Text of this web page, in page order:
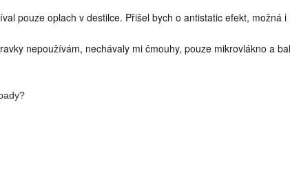
pouze oplach v destilce. Přišel bych o antistatic efekt, možná
nepoužívám, nechávaly mi čmouhy, pouze mikrovlákno a